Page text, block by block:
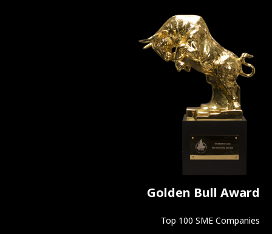
Golden Bull Award
Top 100 SME Companies